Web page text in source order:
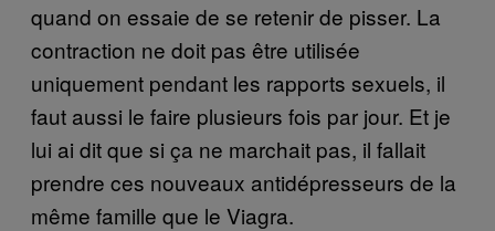
quand on essaie de se retenir de pisser. La
contraction ne doit pas être utilisée
uniquement pendant les rapports sexuels, il
faut aussi le faire plusieurs fois par jour. Et je
lui ai dit que si ça ne marchait pas, il fallait
prendre ces nouveaux antidépresseurs de la
même famille que le Viagra.